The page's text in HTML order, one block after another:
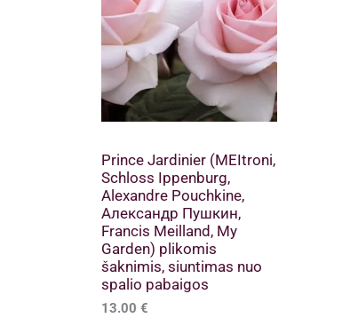
Prince Jardinier (MEItroni,
Schloss Ippenburg,
Alexandre Pouchkine,
Александр Пушкин,
Francis Meilland, My
Garden) plikomis
šaknimis, siuntimas nuo
spalio pabaigos
13.00 €